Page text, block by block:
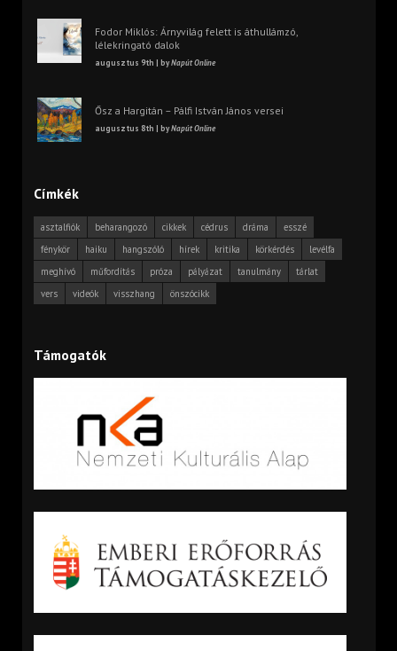
Fodor Miklós: Árnyvilág felett is áthullámzó,
lélekringató dalok
augusztus 9th | byNapút Online
Ősz a Hargitán – Pálfi István János versei
augusztus 8th | byNapút Online
Címkék
asztalfiók beharangozó cikkek cédrus dráma
esszé
fénykör
haiku hangszóló hírek kritika körkérdés
levélfa
meghívó
műfordítás próza pályázat tanulmány
tárlat
vers
videók visszhang önszócikk
Támogatók